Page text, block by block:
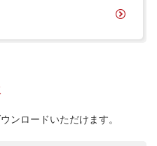
ンロードいただけます。